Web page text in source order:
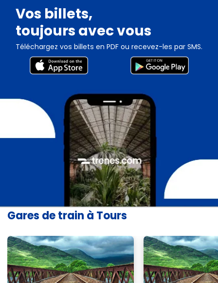
Vos billets,
toujours avec vous
Téléchargez vos billets en PDF ou recevez-les par SMS.
Gares de train à Tours